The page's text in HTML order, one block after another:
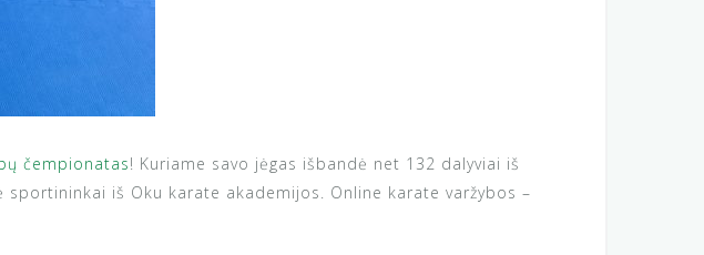
čempionatas! Kuriame savo jėgas išbandė net 132 dalyviai iš
iš Oku karate akademijos. Online karate varžybos –